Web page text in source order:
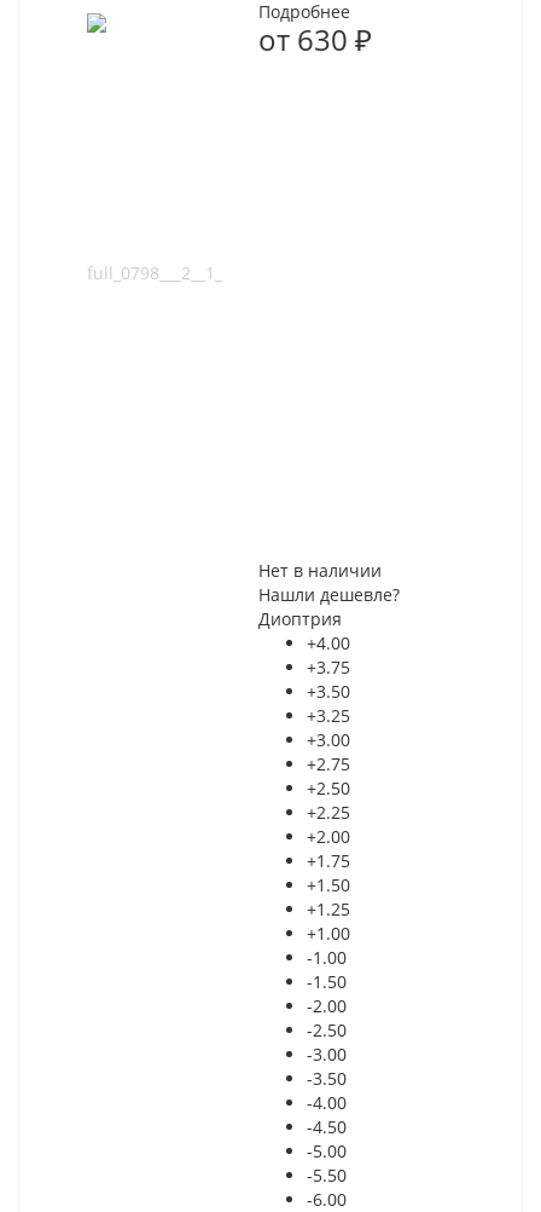
Подробнее
от 630 ₽
Нет в наличии
Нашли дешевле?
Диоптрия
+4.00
+3.75
+3.50
+3.25
+3.00
+2.75
+2.50
+2.25
+2.00
+1.75
+1.50
+1.25
+1.00
-1.00
-1.50
-2.00
-2.50
-3.00
-3.50
-4.00
-4.50
-5.00
-5.50
-6.00